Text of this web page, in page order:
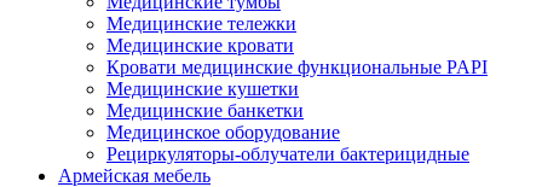
Медицинские тележки
Медицинские кровати
Кровати медицинские функциональные PAPI
Медицинские кушетки
Медицинские банкетки
Медицинское оборудование
Рециркуляторы-облучатели бактерицидные
Армейская мебель